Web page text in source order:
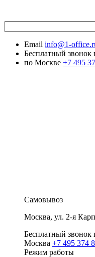
Email info@1-
Бесплатный
по Москве +7 495
Самовывоз
Москва, ул. 2-я
Бесплатный
Москва +7 495 374
Режим работы